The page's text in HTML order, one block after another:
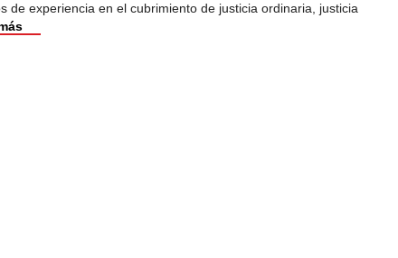
de experiencia en el cubrimiento de justicia ordinaria, justicia